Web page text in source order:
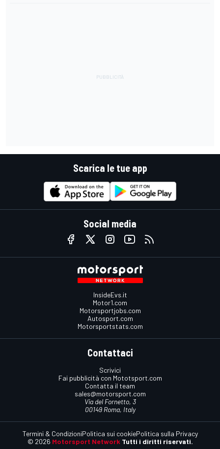
Scarica le tue app
Social media
InsideEvs.it
Motor1.com
Motorsportjobs.com
Autosport.com
Motorsportstats.com
Contattaci
Scrivici
Fai pubblicità con Mototsport.com
Contatta il team
sales@motorsport.com
Via del Fornetto, 3
00149 Roma, Italy
© 2026 Motorsport Network Tutti i diritti riservati.
Termini & CondizioniPolitica sui cookiePolitica sulla Privacy